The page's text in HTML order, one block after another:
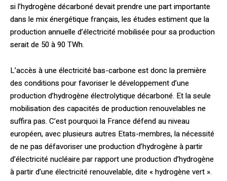
si l’hydrogène décarboné devait prendre une part importante
dans le mix énergétique français, les études estiment que la
production annuelle d’électricité mobilisée pour sa production
serait de 50 à 90 TWh.
L’accès à une électricité bas-carbone est donc la première
des conditions pour favoriser le développement d’une
production d’hydrogène électrolytique décarboné. Et la seule
mobilisation des capacités de production renouvelables ne
suffira pas. C’est pourquoi la France défend au niveau
européen, avec plusieurs autres Etats-membres, la nécessité
de ne pas défavoriser une production d’hydrogène à partir
d’électricité nucléaire par rapport une production d’hydrogène
à partir d’une électricité renouvelable, dite « hydrogène vert ».